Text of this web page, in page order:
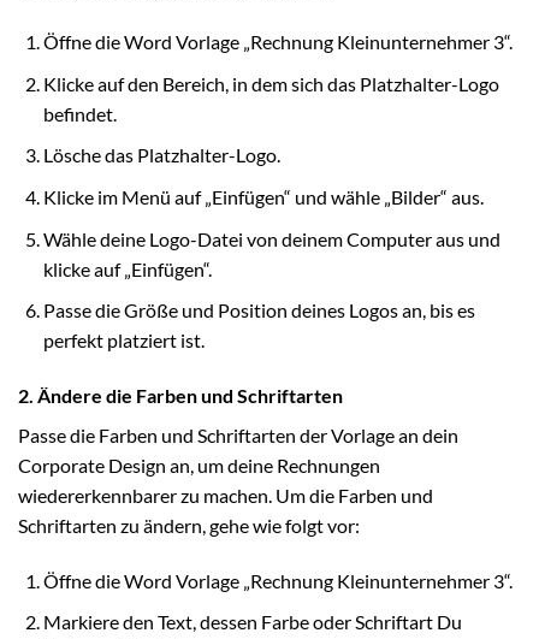
Öffne die Word Vorlage „Rechnung Kleinunternehmer 3“.
Klicke auf den Bereich, in dem sich das Platzhalter-Logo
befindet.
Lösche das Platzhalter-Logo.
Klicke im Menü auf „Einfügen“ und wähle „Bilder“ aus.
Wähle deine Logo-Datei von deinem Computer aus und
klicke auf „Einfügen“.
Passe die Größe und Position deines Logos an, bis es
perfekt platziert ist.
2. Ändere die Farben und Schriftarten
Passe die Farben und Schriftarten der Vorlage an dein
Corporate Design an, um deine Rechnungen
wiedererkennbarer zu machen. Um die Farben und
Schriftarten zu ändern, gehe wie folgt vor:
Öffne die Word Vorlage „Rechnung Kleinunternehmer 3“.
Markiere den Text, dessen Farbe oder Schriftart Du